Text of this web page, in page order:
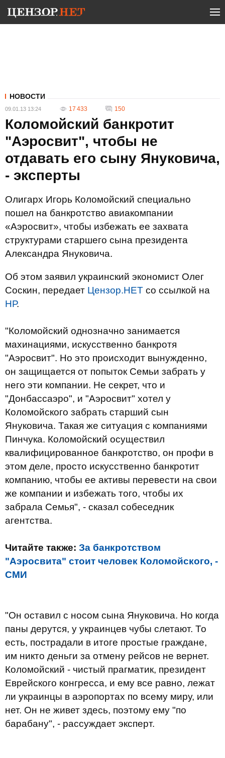
НОВОСТИ
09.01.13 13:24 17 433 150
Коломойский банкротит
"Аэросвит", чтобы не
отдавать его сыну Януковича,
- эксперты
Олигарх Игорь Коломойский специально
пошел на банкротство авиакомпании
«Аэросвит», чтобы избежать ее захвата
структурами старшего сына президента
Александра Януковича.
Об этом заявил украинский экономист Олег
Соскин, передает Цензор.НЕТ со ссылкой на
НР.
"Коломойский однозначно занимается
махинациями, искусственно банкротя
"Аэросвит". Но это происходит вынужденно,
он защищается от попыток Семьи забрать у
него эти компании. Не секрет, что и
"Донбассаэро", и "Аэросвит" хотел у
Коломойского забрать старший сын
Януковича. Такая же ситуация с компаниями
Пинчука. Коломойский осуществил
квалифицированное банкротство, он профи в
этом деле, просто искусственно банкротит
компанию, чтобы ее активы перевести на свои
же компании и избежать того, чтобы их
забрала Семья", - сказал собеседник
агентства.
Читайте также: За банкротством
"Аэросвита" стоит человек Коломойского, -
СМИ
"Он оставил с носом сына Януковича. Но когда
паны дерутся, у украинцев чубы слетают. То
есть, пострадали в итоге простые граждане,
им никто деньги за отмену рейсов не вернет.
Коломойский - чистый прагматик, президент
Еврейского конгресса, и ему все равно, лежат
ли украинцы в аэропортах по всему миру, или
нет. Он не живет здесь, поэтому ему "по
барабану", - рассуждает эксперт.